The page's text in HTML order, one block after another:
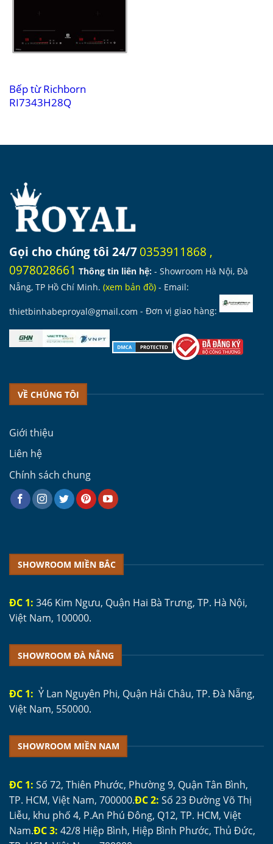
Bếp từ Richborn
RI7343H28Q
Gọi cho chúng tôi 24/70353911868 ,
0978028661 Thông tin liên hệ: - Showroom Hà Nội, Đà
Nẵng, TP Hồ Chí Minh. (xem bản đồ) - Email:
thietbinhabeproyal@gmail.com - Đơn vị giao hàng:
VỀ CHÚNG TÔI
Giới thiệu
Liên hệ
Chính sách chung
SHOWROOM MIỀN BẮC
ĐC 1: 346 Kim Ngưu, Quận Hai Bà Trưng, TP. Hà Nội,
Việt Nam, 100000.
SHOWROOM ĐÀ NẴNG
ĐC 1: Ỷ Lan Nguyên Phi, Quận Hải Châu, TP. Đà Nẵng,
Việt Nam, 550000.
SHOWROOM MIỀN NAM
ĐC 1: Số 72, Thiên Phước, Phường 9, Quận Tân Bình,
TP. HCM, Việt Nam, 700000.ĐC 2: Số 23 Đường Võ Thị
Liễu, khu phố 4, P.An Phú Đông, Q12, TP. HCM, Việt
Nam.ĐC 3: 42/8 Hiệp Bình, Hiệp Bình Phước, Thủ Đức,